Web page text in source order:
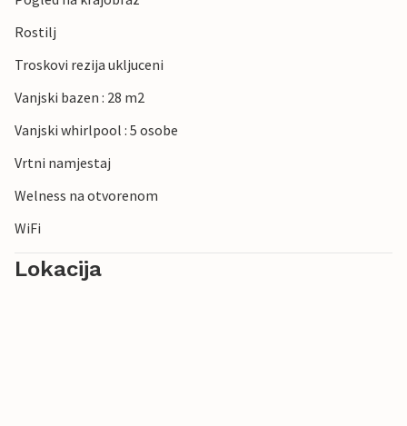
Rostilj
Troskovi rezija ukljuceni
Vanjski bazen : 28 m2
Vanjski whirlpool : 5 osobe
Vrtni namjestaj
Welness na otvorenom
WiFi
Lokacija